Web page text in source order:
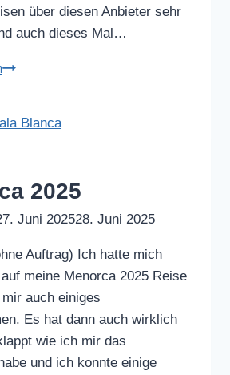
über diesen Anbieter sehr
auch dieses Mal…
Rundreise
2025
Juni 202528. Juni 2025
Auftrag) Ich hatte mich
meine Menorca 2025 Reise
auch einiges
Es hat dann auch wirklich
wie ich mir das
und ich konnte einige